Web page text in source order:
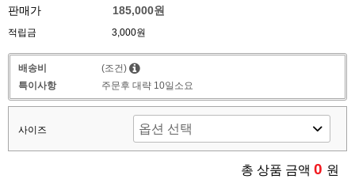
판매가
185,000원
적립금 3,000원
배송비
(조건)
특이사항
주문후 대략 10일소요
사이즈
총 상품 금액 0 원